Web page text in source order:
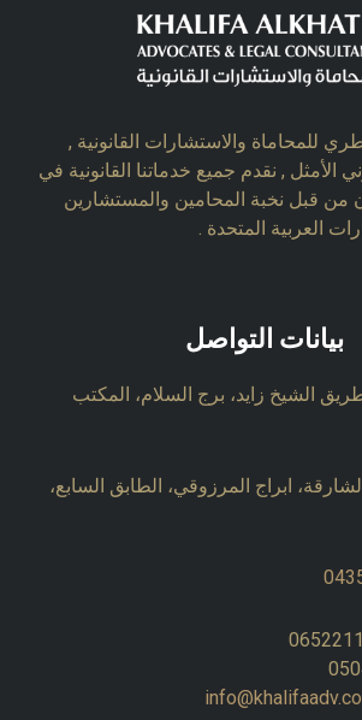
للمحاماة والاستشارات القانونية ,
الأمثل , نقدم جميع خدماتنا القانونية في
من قبل نخبة المحامين والمستشارين
العربية المتحدة .
بيانات التواصل
الشيخ زايد، برج السلام، المكتب
ابراج المرزوقي، الطابق السابع،